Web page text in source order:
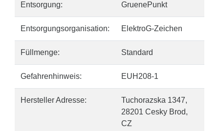
Entsorgung: GruenePunkt
Entsorgungsorganisation: ElektroG-Zeichen
Füllmenge: Standard
Gefahrenhinweis: EUH208-1
Hersteller Adresse:
Tuchorazska 1347,
28201 Cesky Brod,
CZ